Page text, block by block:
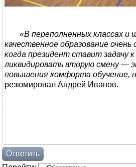
«В переполненных классах и
качественное образование
когда президент ставит задачу
ликвидировать вторую смену —
повышения комфорта обучение,
резюмировал Андрей Иванов.
Ответить